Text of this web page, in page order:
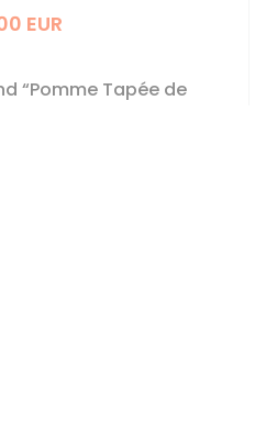
EUR
“Pomme Tapée de